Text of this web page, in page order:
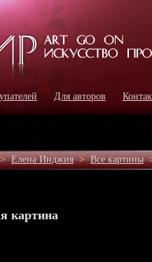
Для авторов
Елена Инджия>Все картины
картина